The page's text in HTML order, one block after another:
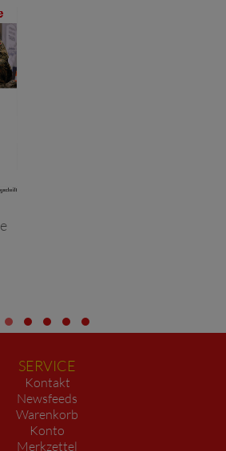
SERVICE
Kontakt
Newsfeeds
Warenkorb
Konto
Merkzettel